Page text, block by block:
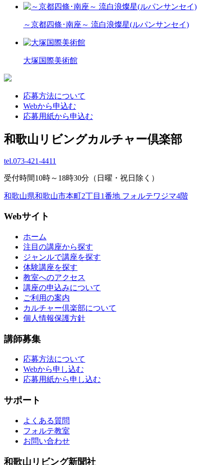
～京都四條･南座～ 流白浪燦星(ルパンサンセイ)
大塚国際美術館
応募方法について
Webから申込む
応募用紙から申込む
和歌山リビングカルチャー倶楽部
tel.073-421-4411
受付時間10時～18時30分（日曜・祝日除く）
和歌山県和歌山市本町2丁目1番地 フォルテワジマ4階
Webサイト
ホーム
注目の講座から探す
ジャンルで講座を探す
体験講座を探す
教室へのアクセス
講座の申込みについて
ご利用の案内
カルチャー倶楽部について
個人情報保護方針
講師募集
応募方法について
Webから申し込む
応募用紙から申し込む
サポート
よくある質問
フォルテ教室
お問い合わせ
和歌山リビング新聞社